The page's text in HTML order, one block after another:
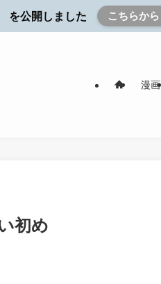
を公開しました こちらから
漫画
初め